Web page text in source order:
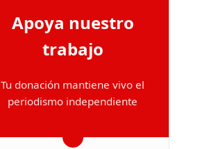
Apoya nuestro
trabajo
Tu donación mantiene vivo el
periodismo independiente